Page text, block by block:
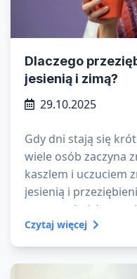
Dlaczego
jesienią i zimą?
29.10.2025
Gdy dni stają się
wiele osób zaczyna
kaszlem i uczuciem
jesienią i
powraca każdego
stylu życia. Ale
częściej niż w
Czytaj więcej